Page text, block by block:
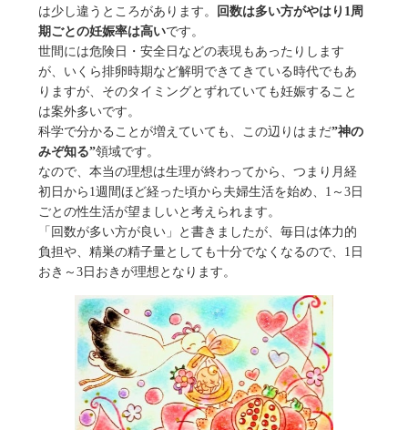
は少し違うところがあります。
回数は多い方がやはり1周
期ごとの妊娠率は高いです。
世間には危険日・安全日などの表現もあったりします
が、いくら排卵時期など解明できてきている時代でもあ
りますが、そのタイミングとずれていても妊娠すること
は案外多いです。
科学で分かることが増えていても、この辺りはまだ”神の
みぞ知る”領域です。
なので、本当の理想は生理が終わってから、つまり月経
初日から1週間ほど経った頃から夫婦生活を始め、1～3日
ごとの性生活が望ましいと考えられます。
「回数が多い方が良い」と書きましたが、毎日は体力的
負担や、精巣の精子量としても十分でなくなるので、1日
おき～3日おきが理想となります。